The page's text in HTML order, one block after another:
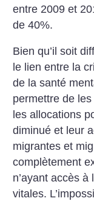
entre 2009 et
de 40%.
Bien qu’il soit
le lien entre la
de la santé
permettre de
les allocations
diminué et leur
migrantes et
complètement
n’ayant accès à
vitales.